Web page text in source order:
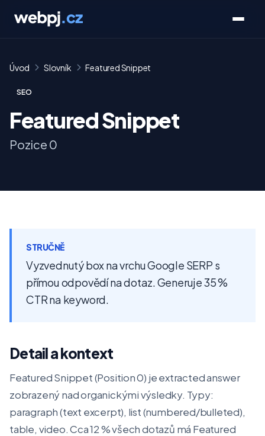
Úvod Slovník Featured Snippet
SEO
Featured Snippet
Pozice 0
STRUČNĚ
Vyzvednutý box na vrchu Google SERP s
přímou odpovědí na dotaz. Generuje 35 %
CTR na keyword.
Detail a kontext
Featured Snippet (Position 0) je extracted answer
zobrazený nad organickými výsledky. Typy:
paragraph (text excerpt), list (numbered/bulleted),
table, video. Cca 12 % všech dotazů má Featured